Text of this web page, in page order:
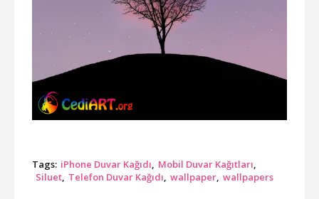
Tags: iPhone Duvar Kağıdı
Mobil Duvar Kağıtları
Siluet Telefon Duvar Kağıdı wallpaper wallpapers